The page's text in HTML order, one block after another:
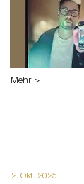
Mehr >
2. Okt. 2025